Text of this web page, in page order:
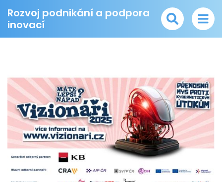
Rozvoj podnikání a podpora
inovací